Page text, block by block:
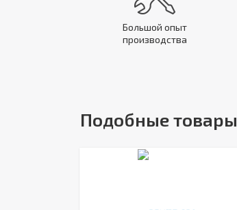
Большой опыт
производства
Подобные товары